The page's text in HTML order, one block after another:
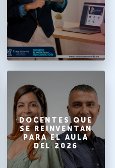
DOCENTES QUE
SE REINVENTAN
PARA EL AULA
DEL 2026